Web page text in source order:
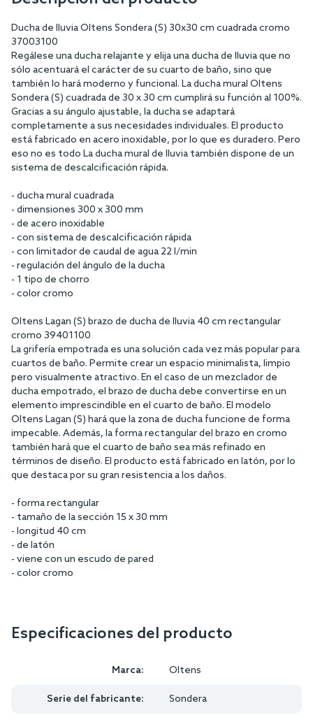
Oltens Sondera
lluvia 30x30 cm
cuadrada cromo
37003100
Oltens Lagan brazo a
Descripción del producto
Ducha de lluvia Oltens Sondera (S) 30x30 cm cuadrada cromo
37003100
sólo acentuará el carácter de su cuarto de baño, sino que
también lo hará moderno y funcional. La ducha mural Oltens
Sondera (S) cuadrada de 30 x 30 cm cumplirá su función al 100%.
Gracias a su ángulo ajustable, la ducha se adaptará
completamente a sus necesidades individuales. El producto
está fabricado en acero inoxidable, por lo que es duradero. Pero
eso no es todo La ducha mural de lluvia también dispone de un
sistema de descalcificación rápida.
- ducha mural cuadrada
- dimensiones 300 x 300 mm
- de acero inoxidable
- con sistema de descalcificación rápida
- con limitador de caudal de agua 22 l/min
- regulación del ángulo de la ducha
- 1 tipo de chorro
- color cromo
Oltens Lagan (S) brazo de ducha de lluvia 40 cm rectangular
cromo 39401100
La grifería empotrada es una solución cada vez más popular para
pero visualmente atractivo. En el caso de un mezclador de
ducha empotrado, el brazo de ducha debe convertirse en un
elemento imprescindible en el cuarto de baño. El modelo
Oltens Lagan (S) hará que la zona de ducha funcione de forma
impecable. Además, la forma rectangular del brazo en cromo
también hará que el cuarto de baño sea más refinado en
- forma rectangular
- tamaño de la sección 15 x 30 mm
- color cromo